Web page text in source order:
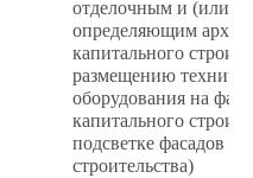
отделочным и (или)
определяющим
капитального
размещению
оборудования на
капитального
подсветке фасадов
строительства)